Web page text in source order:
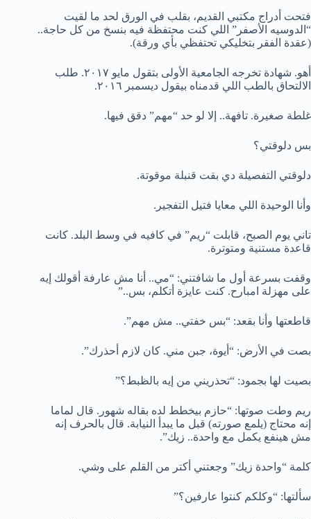
فتحت أدراج مكتبي القديم، بقلب في الورق لحد ما لقيت
“الدوسيه الأصفر” اللي كنت محتفظة فيه بنسخ من كل حاجة..
(عقدة الفقر بتخليكي تحتفظي بأي ورقة).
أهو. شهادة تخرجه الجامعية الأولى بتقول مايو ٢٠١٧. طلب
الالتحاق بالطب اللي قدمناه بيقول ديسمبر ٢٠١٦.
غلطة صغيرة. تافهة.. إلا لو حد “مهم” دقق فيها.
بس دلوقتي؟
دلوقتي التفصيلة دي بقت قنبلة موقوتة.
وأنا الوحيدة اللي معايا فتيل التفجير.
تاني يوم الصبح، قابلت “ريم” في كافيه في وسط البلد. كانت
قاعدة مستنية ومتوترة.
وقفت بسرعة أول ما شافتني: “مي.. أنا مش عارفة أقولك إيه
على مهزلة امبارح. كنت عايزة أتكلم، بس..”
قاطعتها وأنا بقعد: “بس خفتي.. مش مهم”.
بصت في الأرض: “أيوة، جبن مني. كان لازم أحذرك”.
بصيت لها بجمود: “تحذريني من إيه بالظبط؟”
ريم وطت صوتها: “حازم بيخطط لده بقاله شهور. قال لماما
إنه محتاج (يلمع صورته) قبل ما يبدأ النيابة. قال بالحرف إنه
مش هينفع يكمل مع واحدة.. زيك”.
كلمة “واحدة زيك” وجعتني أكتر من القلم على وشي.
سألتها: “وكلكم كنتوا عارفين؟”